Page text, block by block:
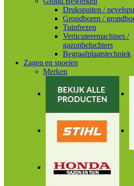
Drukspuiten /
Grondboren /
Tuinfrezen
Verticuteermachines /
gazonbeluchters
Begraafplaatstechniek
Zagen en snoeien
Merken